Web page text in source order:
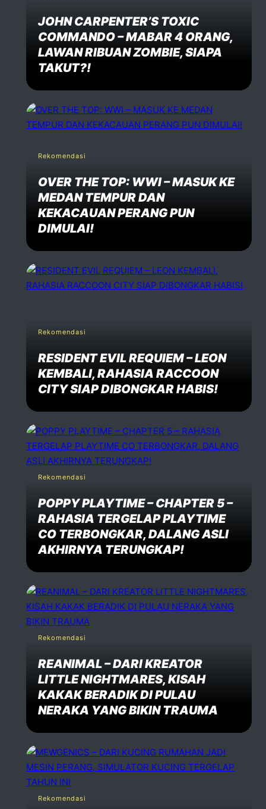
JOHN CARPENTER’S TOXIC
COMMANDO – MABAR 4 ORANG,
LAWAN RIBUAN ZOMBIE, SIAPA
TAKUT?!
Rekomendasi
OVER THE TOP: WWI – MASUK KE
MEDAN TEMPUR DAN
KEKACAUAN PERANG PUN
DIMULAI!
Rekomendasi
RESIDENT EVIL REQUIEM – LEON
KEMBALI, RAHASIA RACCOON
CITY SIAP DIBONGKAR HABIS!
Rekomendasi
POPPY PLAYTIME – CHAPTER 5 –
RAHASIA TERGELAP PLAYTIME
CO TERBONGKAR, DALANG ASLI
AKHIRNYA TERUNGKAP!
Rekomendasi
REANIMAL – DARI KREATOR
LITTLE NIGHTMARES, KISAH
KAKAK BERADIK DI PULAU
NERAKA YANG BIKIN TRAUMA
Rekomendasi